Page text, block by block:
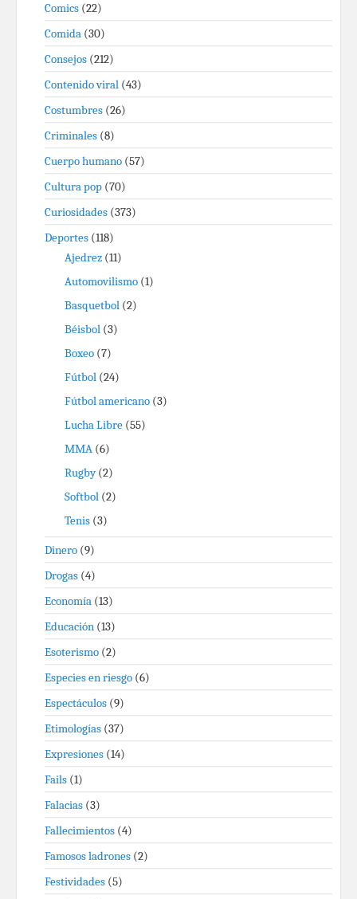
Comics (22)
Comida (30)
Consejos (212)
Contenido viral (43)
Costumbres (26)
Criminales (8)
Cuerpo humano (57)
Cultura pop (70)
Curiosidades (373)
Deportes (118)
Ajedrez (11)
Automovilismo (1)
Basquetbol (2)
Béisbol (3)
Boxeo (7)
Fútbol (24)
Fútbol americano (3)
Lucha Libre (55)
MMA (6)
Rugby(2)
Softbol (2)
Tenis (3)
Dinero (9)
Drogas (4)
Economía (13)
Educación (13)
Esoterismo (2)
Especies en riesgo (6)
Espectáculos (9)
Etimologías (37)
Expresiones (14)
Fails (1)
Falacias (3)
Fallecimientos (4)
Famosos ladrones (2)
Festividades (5)